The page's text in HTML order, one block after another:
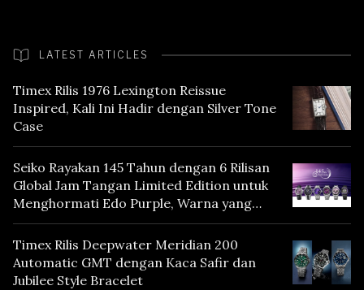
LATEST ARTICLES
Timex Rilis 1976 Lexington Reissue
Inspired, Kali Ini Hadir dengan Silver Tone
Case
Seiko Rayakan 145 Tahun dengan 6 Rilisan
Global Jam Tangan Limited Edition untuk
Menghormati Edo Purple, Warna yang
Mencerminkan Warisan Tokyo
Timex Rilis Deepwater Meridian 200
Automatic GMT dengan Kaca Safir dan
Jubilee Style Bracelet